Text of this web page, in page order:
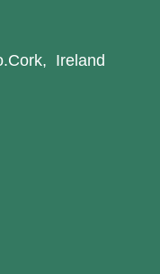
Ireland